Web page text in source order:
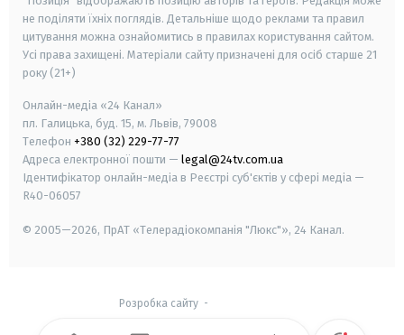
не поділяти їхніх поглядів. Детальніше щодо реклами та правил
цитування можна ознайомитись в правилах користування сайтом.
Усі права захищені. Матеріали сайту призначені для осіб старше 21
року (21+)
Онлайн-медіа «24 Канал»
пл. Галицька, буд. 15, м. Львів, 79008
Телефон +380 (32) 229-77-77
Адреса електронної пошти — legal@24tv.com.ua
Ідентифікатор онлайн-медіа в Реєстрі суб'єктів у сфері медіа —
R40-06057
© 2005—2026, ПрАТ «Телерадіокомпанія "Люкс"», 24 Канал.
Розробка сайту-